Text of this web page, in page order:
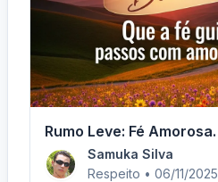
Rumo Leve: Fé Amorosa.
Samuka Silva
Respeito • 06/11/2025